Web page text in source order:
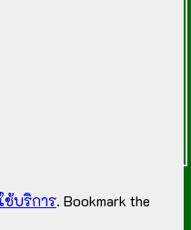
ช้บริการ. Bookmark the